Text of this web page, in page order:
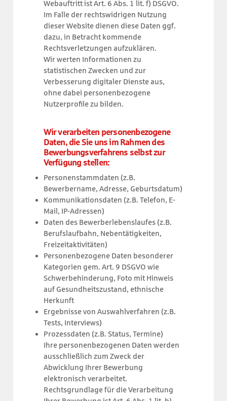
Webauftritt ist Art. 6 Abs. 1 lit. f) DSGVO.
Im Falle der rechtswidrigen Nutzung
dieser Website dienen diese Daten ggf.
dazu, in Betracht kommende
Rechtsverletzungen aufzuklären.
Wir werten Informationen zu
statistischen Zwecken und zur
Verbesserung digitaler Dienste aus,
ohne dabei personenbezogene
Nutzerprofile zu bilden.
Wir verarbeiten personenbezogene
Daten, die Sie uns im Rahmen des
Bewerbungsverfahrens selbst zur
Verfügung stellen:
Personenstammdaten (z.B.
Bewerbername, Adresse, Geburtsdatum)
Kommunikationsdaten (z.B. Telefon, E-
Mail, IP-Adressen)
Daten des Bewerberlebenslaufes (z.B.
Berufslaufbahn, Nebentätigkeiten,
Freizeitaktivitäten)
Personenbezogene Daten besonderer
Kategorien gem. Art. 9 DSGVO wie
Schwerbehinderung, Foto mit Hinweis
auf Gesundheitszustand, ethnische
Herkunft
Ergebnisse von Auswahlverfahren (z.B.
Tests, Interviews)
Prozessdaten (z.B. Status, Termine)
Ihre personenbezogenen Daten werden
ausschließlich zum Zweck der
Abwicklung Ihrer Bewerbung
elektronisch verarbeitet.
Rechtsgrundlage für die Verarbeitung